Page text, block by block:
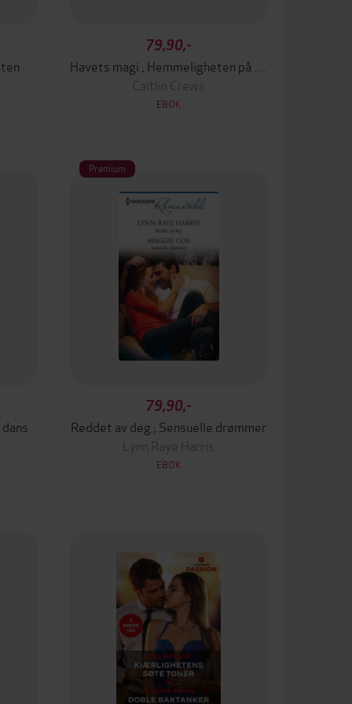
79,90,-
Caitlin Crews
EBOK
Premium
79,90,-
Reddet av deg ; Sensuelle drømmer
Lynn Raye Harris
EBOK